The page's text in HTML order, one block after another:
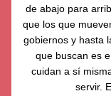
de abajo para
que los que
gobiernos y hasta
que buscan es
cuidan a sí
servir.